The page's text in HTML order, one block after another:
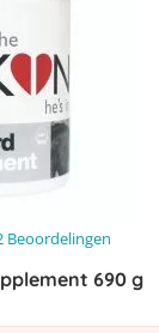
Beoordelingen
690 g